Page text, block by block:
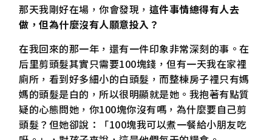
那天我剛好在場，你會發現， 這件事情總得有人去
做，但為什麼沒有人願意投入？
在我回來的那一年，還有一件印象非常深刻的事。在
后里剪頭髮其實只需要100塊錢，但有一天我在家裡
廁所，看到好多細小的白頭髮，而整棟房子裡只有媽
媽的頭髮是白的，所以很明顯就是她。我抱著有點質
疑的心態問她，你100塊你沒有嗎，為什麼要自己剪
頭髮？但她卻說：「100塊我可以煮一餐給小朋友吃